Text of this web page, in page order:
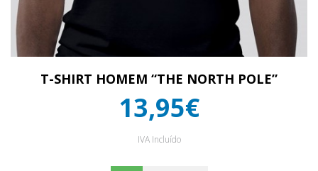
T-SHIRT HOMEM “THE NORTH POLE”
13,95€
IVA Incluído